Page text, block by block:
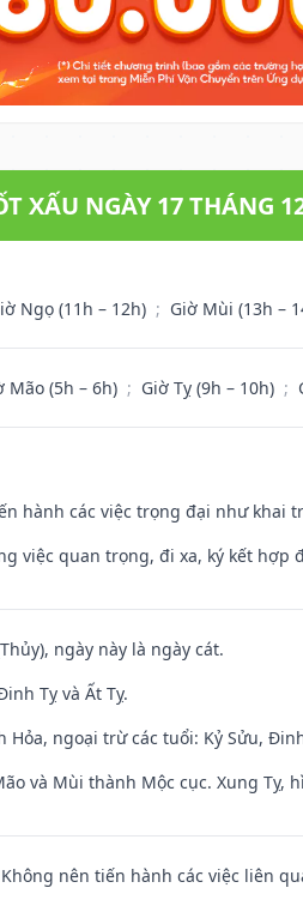
XẤU NGÀY 17 THÁNG
Ngọ (11h – 12h) ; Giờ Mùi (13h –
Mão (5h – 6h) ; Giờ Tỵ (9h – 10h) ;
hành các việc trọng đại như
việc quan trọng, đi xa, ký kết hợp
ngày này là ngày cát.
Tỵ và Ất Tỵ.
ngoại trừ các tuổi: Kỷ Sửu,
và Mùi thành Mộc cục. Xung Tỵ,
nên tiến hành các việc liên